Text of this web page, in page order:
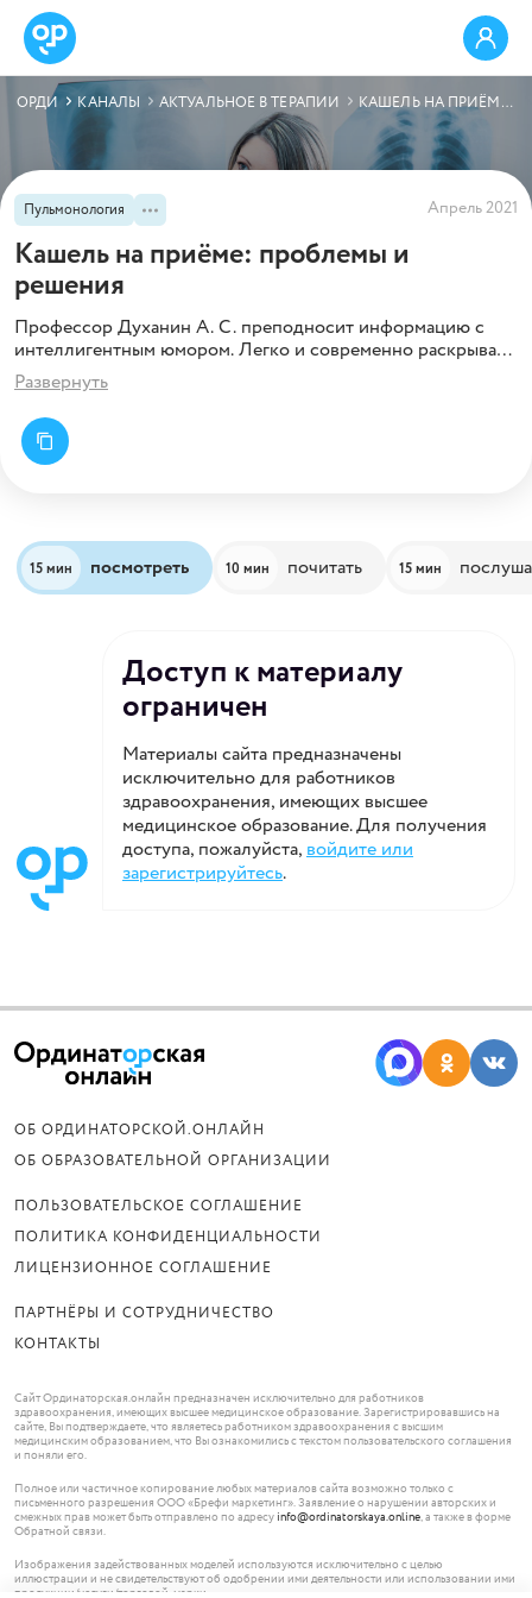
ОРДИ КАНАЛЫ АКТУАЛЬНОЕ В ТЕРАПИИ КАШЕЛЬ НА ПРИЁМЕ: ПРОБЛЕМЫ И РЕШЕНИЯ
Пульмонология Апрель 2021
Кашель на приёме: проблемы и
решения
Профессор Духанин А. С. преподносит информацию с
интеллигентным юмором. Легко и современно раскрывает
тему образования/ликвидации мокроты.
Развернуть
15 мин посмотреть 10 мин почитать 15 мин
Доступ к материалу
ограничен
Материалы сайта предназначены
исключительно для работников
здравоохранения, имеющих высшее
медицинское образование. Для получения
доступа, пожалуйста,войдите или
зарегистрируйтесь.
ОБ ОРДИНАТОРСКОЙ.ОНЛАЙН
ОБ ОБРАЗОВАТЕЛЬНОЙ ОРГАНИЗАЦИИ
ПОЛЬЗОВАТЕЛЬСКОЕ СОГЛАШЕНИЕ
ПОЛИТИКА КОНФИДЕНЦИАЛЬНОСТИ
ЛИЦЕНЗИОННОЕ СОГЛАШЕНИЕ
ПАРТНЁРЫ И СОТРУДНИЧЕСТВО
КОНТАКТЫ
Сайт Ординаторская.онлайн предназначен исключительно для работников
здравоохранения, имеющих высшее медицинское образование. Зарегистрировавшись на
сайте, Вы подтверждаете, что являетесь работником здравоохранения с высшим
медицинским образованием, что Вы ознакомились с текстом пользовательского соглашения
и поняли его.
Полное или частичное копирование любых материалов сайта возможно только с
письменного разрешения ООО «Брефи маркетинг». Заявление о нарушении авторских и
смежных прав может быть отправлено по адресу info@ordinatorskaya.online, а также в форме
Обратной связи.
Изображения задействованных моделей используются исключительно с целью
иллюстрации и не свидетельствуют об одобрении ими деятельности или использовании ими
продукции/услуги/торговой марки.